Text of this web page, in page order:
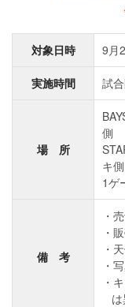
対象日時 9月
実施時間 試
場 所
側
キ側
1ゲ
備 考